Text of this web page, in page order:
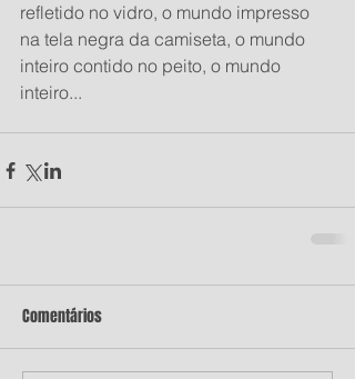
refletido no vidro, o mundo impresso
na tela negra da camiseta, o mundo
inteiro contido no peito, o mundo
inteiro...
Comentários